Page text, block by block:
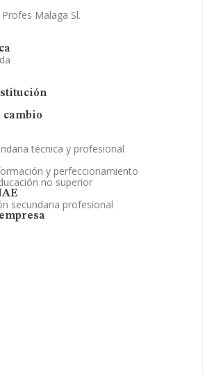
Malaga Sl.
cambio
técnica y profesional
y perfeccionamiento
no superior
secundaria profesional